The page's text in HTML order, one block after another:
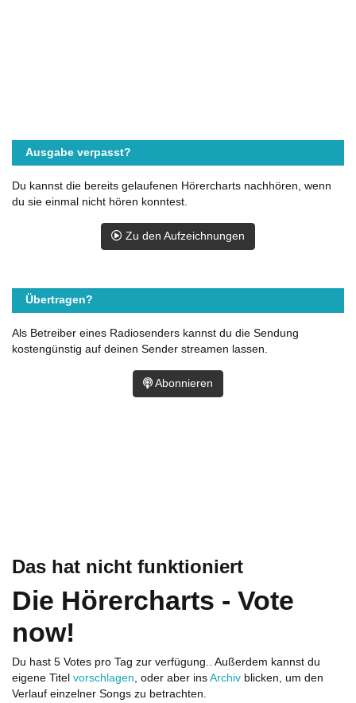
Das hat nicht funktioniert
Die Hörercharts - Vote
now!
Du hast 5 Votes pro Tag zur verfügung.. Außerdem kannst du
eigene Titel vorschlagen, oder aber ins Archiv blicken, um den
Verlauf einzelner Songs zu betrachten.
Ausgabe verpasst?
Du kannst die bereits gelaufenen Hörercharts nachhören, wenn
du sie einmal nicht hören konntest.
Zu den Aufzeichnungen
Übertragen?
Als Betreiber eines Radiosenders kannst du die Sendung
kostengünstig auf deinen Sender streamen lassen.
Abonnieren